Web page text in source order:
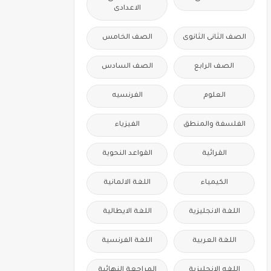
الاعدادى
الصف الثانى الثانوى الصف الخامس
الصف الرابع الصف السادس
العلوم الفرنسيه
الفلسفة والمنطق الفيزياء
القرائية القواعد النحوية
الكيمياء اللغة الالمانية
اللغة الانجليزية اللغة الايطالية
اللغة العربية اللغة الفرنسية